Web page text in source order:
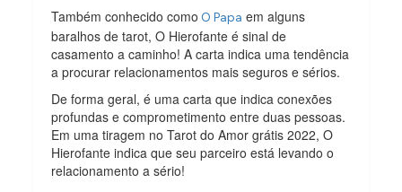
Também conhecido como O Papa em alguns
baralhos de tarot, O Hierofante é sinal de
casamento a caminho! A carta indica uma tendência
a procurar relacionamentos mais seguros e sérios.
De forma geral, é uma carta que indica conexões
profundas e comprometimento entre duas pessoas.
Em uma tiragem no Tarot do Amor grátis 2022, O
Hierofante indica que seu parceiro está levando o
relacionamento a sério!